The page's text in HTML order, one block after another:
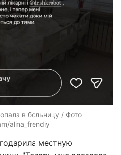
в больницу / Фото
alina_frendiy
местную